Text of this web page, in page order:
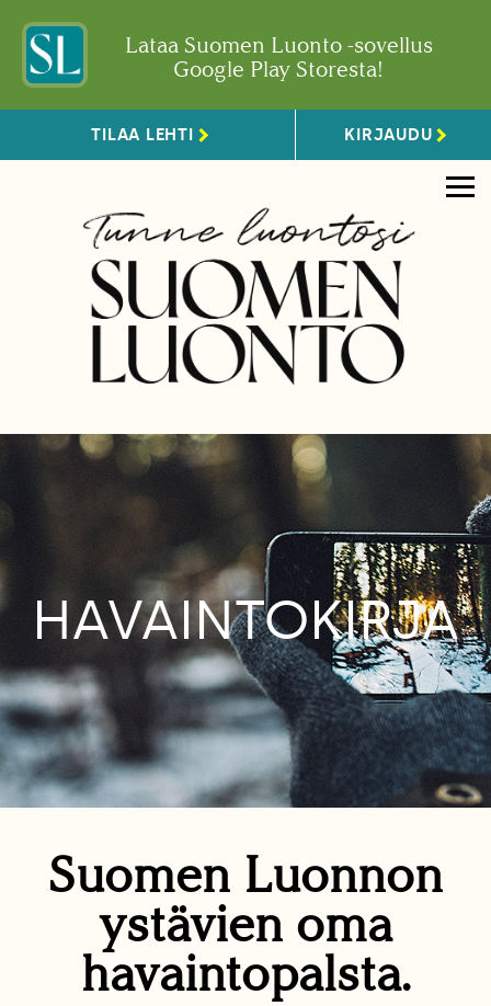
Lataa Suomen Luonto -sovellus
Google Play Storesta!
TILAA LEHTI KIRJAUDU
HAVAINTOKIRJA
Suomen Luonnon
ystävien oma
havaintopalsta.